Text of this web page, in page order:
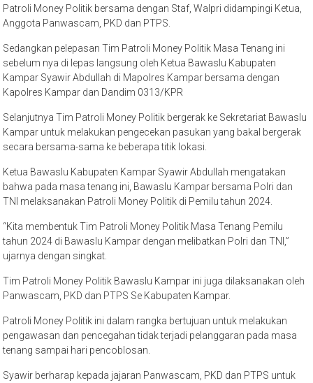
Patroli Money Politik bersama dengan Staf, Walpri didampingi Ketua,
Anggota Panwascam, PKD dan PTPS.
Sedangkan pelepasan Tim Patroli Money Politik Masa Tenang ini
sebelum nya di lepas langsung oleh Ketua Bawaslu Kabupaten
Kampar Syawir Abdullah di Mapolres Kampar bersama dengan
Kapolres Kampar dan Dandim 0313/KPR
Selanjutnya Tim Patroli Money Politik bergerak ke Sekretariat Bawaslu
Kampar untuk melakukan pengecekan pasukan yang bakal bergerak
secara bersama-sama ke beberapa titik lokasi.
Ketua Bawaslu Kabupaten Kampar Syawir Abdullah mengatakan
bahwa pada masa tenang ini, Bawaslu Kampar bersama Polri dan
TNI melaksanakan Patroli Money Politik di Pemilu tahun 2024.
“Kita membentuk Tim Patroli Money Politik Masa Tenang Pemilu
tahun 2024 di Bawaslu Kampar dengan melibatkan Polri dan TNI,”
ujarnya dengan singkat.
Tim Patroli Money Politik Bawaslu Kampar ini juga dilaksanakan oleh
Panwascam, PKD dan PTPS Se Kabupaten Kampar.
Patroli Money Politik ini dalam rangka bertujuan untuk melakukan
pengawasan dan pencegahan tidak terjadi pelanggaran pada masa
tenang sampai hari pencoblosan.
Syawir berharap kepada jajaran Panwascam, PKD dan PTPS untuk